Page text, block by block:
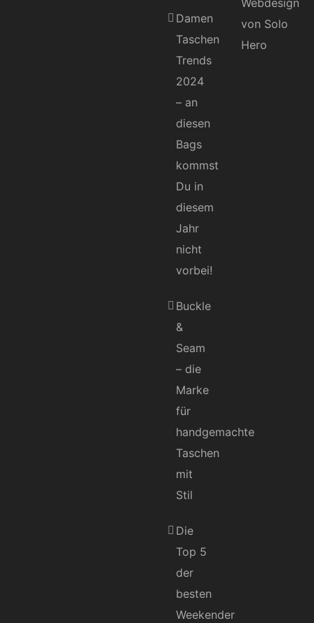
Damen
Taschen
Trends
2024
– an
diesen
Bags
kommst
Du in
diesem
Jahr
nicht
vorbei!
Buckle
&
Seam
– die
Marke
für
handgemachte
Taschen
mit
Stil
Die
Top 5
der
besten
Weekender